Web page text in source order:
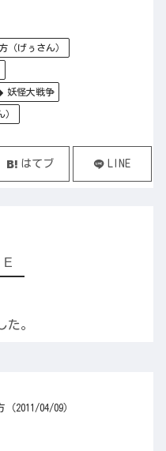
（げぅさん）
妖怪大戦争
はてブ LINE
た。
2011/04/09）